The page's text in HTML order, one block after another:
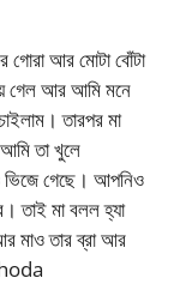
গোরা আর মোটা বোঁটা
গেল আর আমি মনে
তারপর মা
তা খুলে
ভিজে গেছে। আপনিও
তাই মা বলল হ্যা
মাও তার ব্রা আর